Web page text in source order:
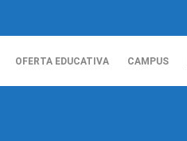
OFERTA EDUCATIVA CAMPUS